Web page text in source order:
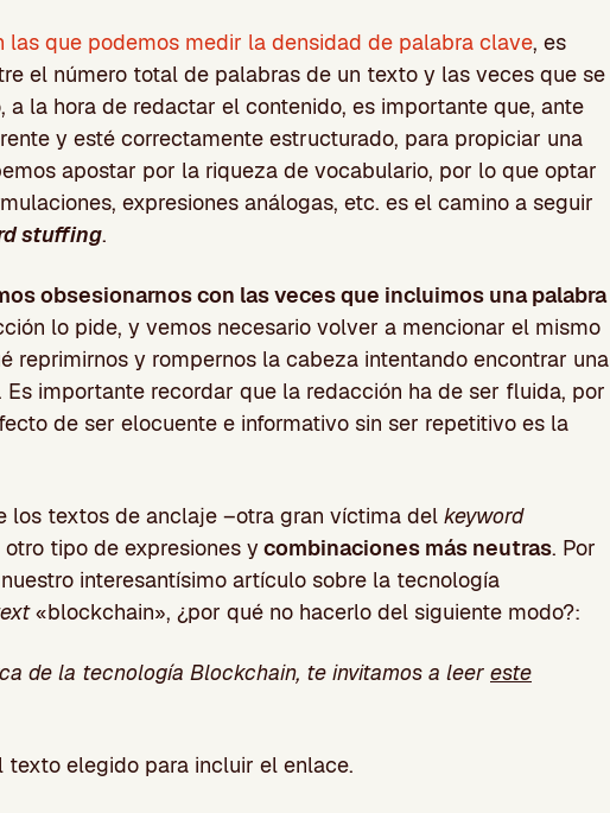
las que podemos medir la densidad de palabra clave, es
el número total de palabras de un texto y las veces que se
a la hora de redactar el contenido, es importante que, ante
y esté correctamente estructurado, para propiciar una
apostar por la riqueza de vocabulario, por lo que optar
expresiones análogas, etc. es el camino a seguir
stuffing.
obsesionarnos con las veces que incluimos una palabra
lo pide, y vemos necesario volver a mencionar el mismo
reprimirnos y rompernos la cabeza intentando encontrar una
importante recordar que la redacción ha de ser fluida, por
de ser elocuente e informativo sin ser repetitivo es la
los textos de anclaje –otra gran víctima del keyword
tipo de expresiones ycombinaciones más neutras. Por
interesantísimo artículo sobre la tecnología
«blockchain», ¿por qué no hacerlo del siguiente modo?:
de la tecnología Blockchain, te invitamos a leer este
texto elegido para incluir el enlace.